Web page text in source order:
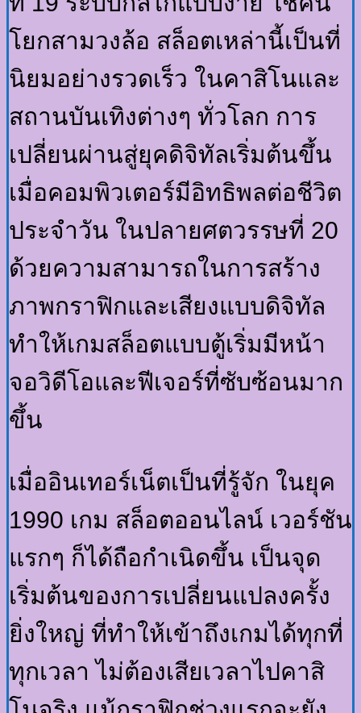
โยกสามวงล้อ สล็อตเหล่านี้เป็นที่
นิยมอย่างรวดเร็ว ในคาสิโนและ
สถานบันเทิงต่างๆ ทั่วโลก การ
เปลี่ยนผ่านสู่ยุคดิจิทัลเริ่มต้นขึ้น
เมื่อคอมพิวเตอร์มีอิทธิพลต่อชีวิต
ประจำวัน ในปลายศตวรรษที่ 20
ด้วยความสามารถในการสร้าง
ภาพกราฟิกและเสียงแบบดิจิทัล
ทำให้เกมสล็อตแบบตู้เริ่มมีหน้า
จอวิดีโอและฟีเจอร์ที่ซับซ้อนมาก
ขึ้น
เมื่ออินเทอร์เน็ตเป็นที่รู้จัก ในยุค
1990 เกม สล็อตออนไลน์ เวอร์ชัน
แรกๆ ก็ได้ถือกำเนิดขึ้น เป็นจุด
เริ่มต้นของการเปลี่ยนแปลงครั้ง
ยิ่งใหญ่ ที่ทำให้เข้าถึงเกมได้ทุกที่
ทุกเวลา ไม่ต้องเสียเวลาไปคาสิ